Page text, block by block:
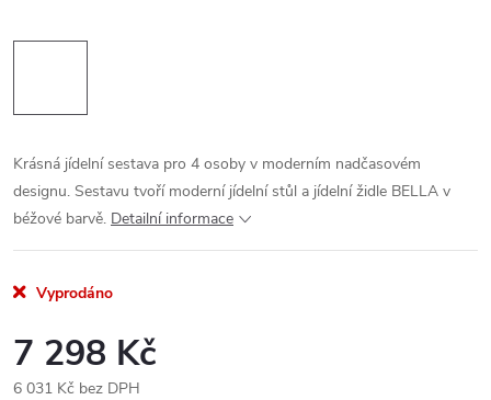
Krásná jídelní sestava pro 4 osoby v moderním nadčasovém
designu. Sestavu tvoří moderní jídelní stůl a jídelní židle BELLA v
béžové barvě. Detailní informace
Vyprodáno
7 298 Kč
6 031 Kč bez DPH